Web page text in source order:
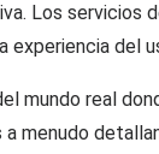
Los servicios
experiencia del
mundo real
menudo